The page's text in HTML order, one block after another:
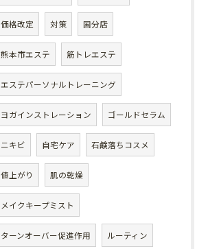
価格改定 対策 国分店
熊本市エステ 筋トレエステ
エステパーソナルトレーニング
ヨガインストレーション ゴールドセラム
ニキビ 自宅ケア 石鹸落ちコスメ
値上がり 肌の乾燥
メイクキープミスト
ターンオーバー促進作用 ルーティン